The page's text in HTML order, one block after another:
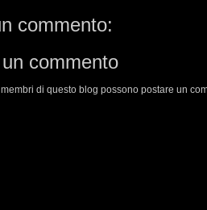
commento:
commento
di questo blog possono postare un